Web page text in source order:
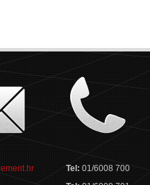
Tel:01/6008 700